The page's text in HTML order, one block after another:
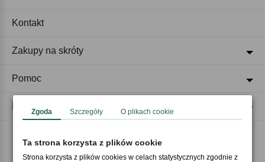
Akceptujemy płatności
Kontakt
Zakupy na skróty
Pomoc
Zgoda Szczegóły O plikach cookie
Ta strona korzysta z plików cookie
Strona korzysta z plików cookies w celach statystycznych zgodnie z